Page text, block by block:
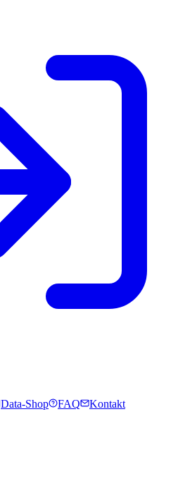
Data-Shop FAQ
Kontakt